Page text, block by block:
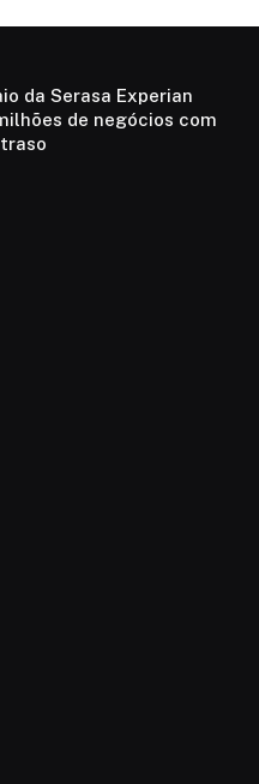
da Serasa Experian
de negócios com